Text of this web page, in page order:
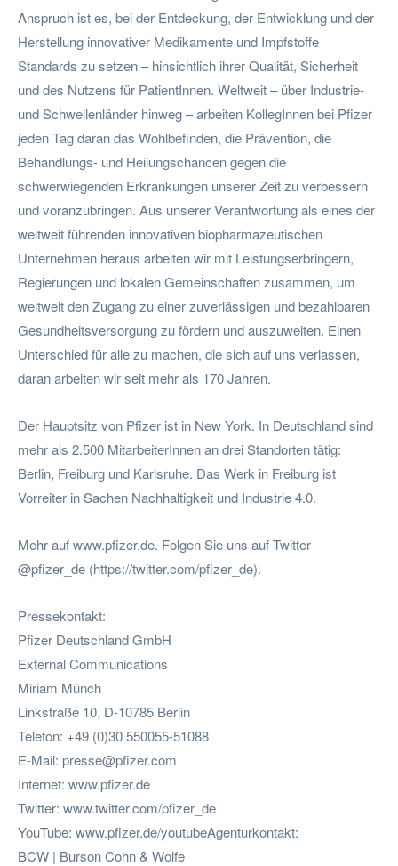
Anspruch ist es, bei der Entdeckung, der Entwicklung und der
Herstellung innovativer Medikamente und Impfstoffe
Standards zu setzen – hinsichtlich ihrer Qualität, Sicherheit
und des Nutzens für PatientInnen. Weltweit – über Industrie-
und Schwellenländer hinweg – arbeiten KollegInnen bei Pfizer
jeden Tag daran das Wohlbefinden, die Prävention, die
Behandlungs- und Heilungschancen gegen die
schwerwiegenden Erkrankungen unserer Zeit zu verbessern
und voranzubringen. Aus unserer Verantwortung als eines der
weltweit führenden innovativen biopharmazeutischen
Unternehmen heraus arbeiten wir mit Leistungserbringern,
Regierungen und lokalen Gemeinschaften zusammen, um
weltweit den Zugang zu einer zuverlässigen und bezahlbaren
Gesundheitsversorgung zu fördern und auszuweiten. Einen
Unterschied für alle zu machen, die sich auf uns verlassen,
daran arbeiten wir seit mehr als 170 Jahren.
Der Hauptsitz von Pfizer ist in New York. In Deutschland sind
mehr als 2.500 MitarbeiterInnen an drei Standorten tätig:
Berlin, Freiburg und Karlsruhe. Das Werk in Freiburg ist
Vorreiter in Sachen Nachhaltigkeit und Industrie 4.0.
Mehr auf www.pfizer.de. Folgen Sie uns auf Twitter
@pfizer_de (https://twitter.com/pfizer_de).
Pressekontakt:
Pfizer Deutschland GmbH
External Communications
Miriam Münch
Linkstraße 10, D-10785 Berlin
Telefon: +49 (0)30 550055-51088
E-Mail: presse@pfizer.com
Internet: www.pfizer.de
Twitter: www.twitter.com/pfizer_de
YouTube: www.pfizer.de/youtubeAgenturkontakt:
BCW | Burson Cohn & Wolfe